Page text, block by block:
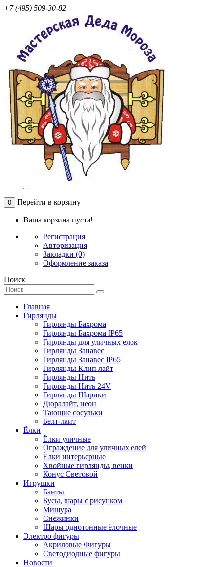
+7 (495) 509-30-82
0 Перейти в корзину
Ваша корзина пуста!
Регистрация
Авторизация
Закладки (0)
Оформление заказа
Поиск
Главная
Гирлянды
Гирлянды Бахрома
Гирлянды Бахрома IP65
Гирлянды для уличных елок
Гирлянды Занавес
Гирлянды Занавес IP65
Гирлянды Клип лайт
Гирлянды Нить
Гирлянды Нить 24V
Гирлянды Шарики
Дюралайт, неон
Тающие сосульки
Белт-лайт
Ёлки
Ёлки уличные
Ограждение для уличных елей
Ёлки интерьерные
Хвойные гирлянды, венки
Конус Световой
Игрушки
Банты
Бусы, шары с рисунком
Мишура
Снежинки
Шары однотонные ёлочные
Электро фигуры
Акриловые Фигуры
Светодиодные фигуры
Новости